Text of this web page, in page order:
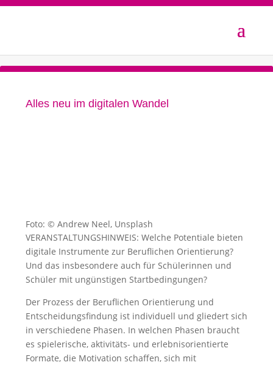
Alles neu im digitalen Wandel
Foto: © Andrew Neel, Unsplash
VERANSTALTUNGSHINWEIS: Welche Potentiale bieten
digitale Instrumente zur Beruflichen Orientierung?
Und das insbesondere auch für Schülerinnen und
Schüler mit ungünstigen Startbedingungen?
Der Prozess der Beruflichen Orientierung und
Entscheidungsfindung ist individuell und gliedert sich
in verschiedene Phasen. In welchen Phasen braucht
es spielerische, aktivitäts- und erlebnisorientierte
Formate, die Motivation schaffen, sich mit